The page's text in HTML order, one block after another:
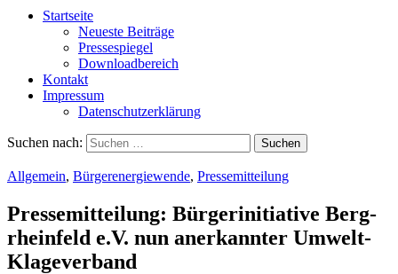
Start­sei­te
Neu­es­te Beiträge
Pres­se­spie­gel
Down­load­be­reich
Kon­takt
Impres­sum
Daten­schutz­er­klä­rung
Suchen nach:
Allgemein, Bürgerenergiewende, Pressemitteilung
Pres­se­mit­tei­lung: Bür­ger­initia­ti­ve Berg­
rhein­feld e.V. nun aner­kann­ter Umwelt-
Klageverband